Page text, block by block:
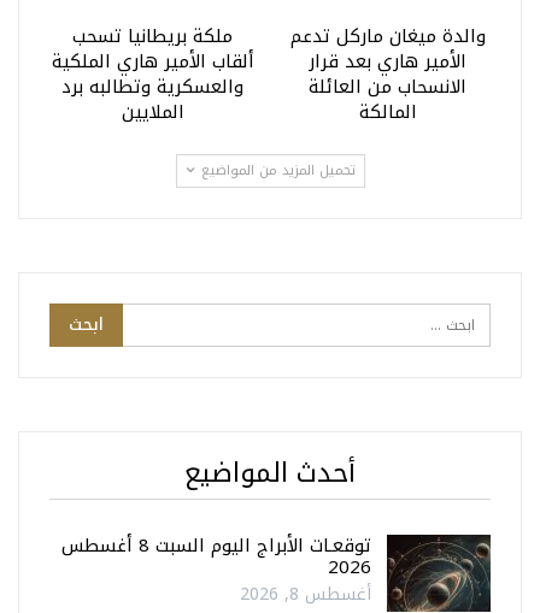
والدة ميغان ماركل تدعم
الأمير هاري بعد قرار
الانسحاب من العائلة
المالكة
ملكة بريطانيا تسحب
ألقاب الأمير هاري الملكية
والعسكرية وتطالبه برد
الملايين
تحميل المزيد من المواضيع
أحدث المواضيع
توقعـات الأبراج اليوم السبت 8 أغسطس
2026
أغسطس 8, 2026